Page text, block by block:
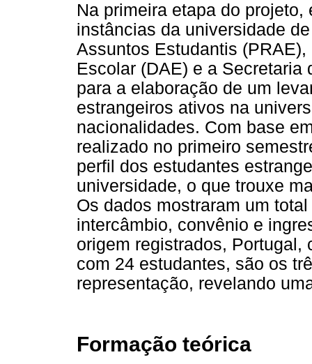
Na primeira etapa do
instâncias da universidade
Assuntos Estudantis
Escolar (DAE) e a Secretaria
para a elaboração de um
estrangeiros ativos na
nacionalidades. Com base
realizado no primeiro
perfil dos estudantes
universidade, o que trouxe
Os dados mostraram um
intercâmbio, convênio e
origem registrados, Portugal,
com 24 estudantes, são os
representação, revelando
Formação teórica